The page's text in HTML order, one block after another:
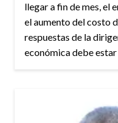
llegar a fin de mes, el
el aumento del costo
respuestas de la
económica debe